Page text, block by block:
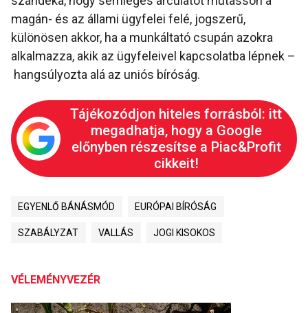
magán- és az állami ügyfelei felé, jogszerű,
különösen akkor, ha a munkáltató csupán azokra
alkalmazza, akik az ügyfeleivel kapcsolatba lépnek –
hangsúlyozta alá az uniós bíróság.
Tájékozódjon hiteles forrásból: itt
megadhatja, hogy a Google
előnyben részesítse a Piac&Profit
cikkeit!
EGYENLŐ BÁNÁSMÓD EURÓPAI BÍRÓSÁG
SZABÁLYZAT VALLÁS JOGI KISOKOS
VÉLEMÉNYVEZÉR